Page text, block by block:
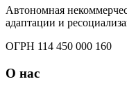
Автономная
адаптации и
ОГРН 114 450 000 160
О нас